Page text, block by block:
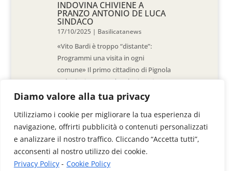
Diamo valore alla tua privacy
Utilizziamo i cookie per migliorare la tua esperienza di
navigazione, offrirti pubblicità o contenuti personalizzati
e analizzare il nostro traffico. Cliccando “Accetta tutti”,
acconsenti al nostro utilizzo dei cookie.
Privacy Policy - Cookie Policy
INDOVINA CHIVIENE A
PRANZO ANTONIO DE LUCA
SINDACO
17/10/2025 | Basilicatanews
«Vito Bardi è troppo “distante”:
Programmi una visita in ogni
comune» Il primo cittadino di Pignola
«L’ho invitato a vedere la situazione
al Pantano, ma non è venuto. La
sensazione è che -come sindaci-
siamo lasciati a noi stessi» di Walter
De Stradis In...